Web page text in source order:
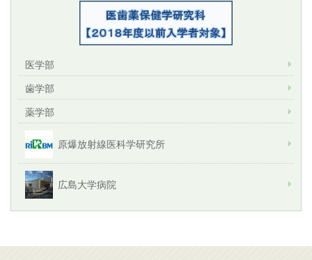
医学部
歯学部
薬学部
原爆放射線医科学研究所
広島大学病院